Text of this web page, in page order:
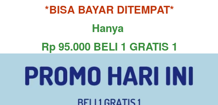
*BISA BAYAR DITEMPAT*
Hanya
Rp 95.000 BELI 1 GRATIS 1